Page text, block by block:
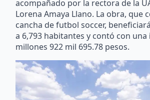
acompañado por la rectora de la
Lorena Amaya Llano. La obra, que
cancha de futbol soccer,
a 6,793 habitantes y contó con
millones 922 mil 695.78 pesos.